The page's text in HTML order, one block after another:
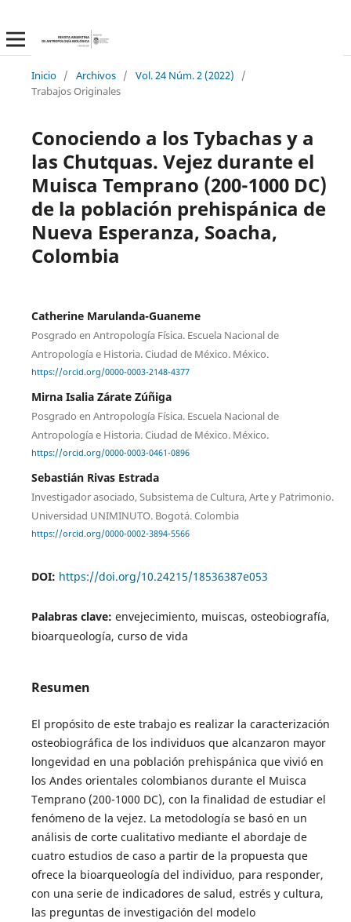
Inicio / Archivos / Vol. 24 Núm. 2 (2022)
/
Trabajos Originales
Conociendo a los Tybachas y a
las Chutquas. Vejez durante el
Muisca Temprano (200-1000 DC)
de la población prehispánica de
Nueva Esperanza, Soacha,
Colombia
Catherine Marulanda-Guaneme
Posgrado en Antropología Física. Escuela Nacional de
Antropología e Historia. Ciudad de México. México.
https://orcid.org/0000-0003-2148-4377
Mirna Isalia Zárate Zúñiga
Posgrado en Antropología Física. Escuela Nacional de
Antropología e Historia. Ciudad de México. México.
https://orcid.org/0000-0003-0461-0896
Sebastián Rivas Estrada
Investigador asociado, Subsistema de Cultura, Arte y Patrimonio.
Universidad UNIMINUTO. Bogotá. Colombia
https://orcid.org/0000-0002-3894-5566
DOI: https://doi.org/10.24215/18536387e053
Palabras clave: envejecimiento, muiscas, osteobiografía,
bioarqueología, curso de vida
Resumen
El propósito de este trabajo es realizar la caracterización
osteobiográfica de los individuos que alcanzaron mayor
longevidad en una población prehispánica que vivió en
los Andes orientales colombianos durante el Muisca
Temprano (200-1000 DC), con la finalidad de estudiar el
fenómeno de la vejez. La metodología se basó en un
análisis de corte cualitativo mediante el abordaje de
cuatro estudios de caso a partir de la propuesta que
ofrece la bioarqueología del individuo, para responder,
con una serie de indicadores de salud, estrés y cultura,
las preguntas de investigación del modelo